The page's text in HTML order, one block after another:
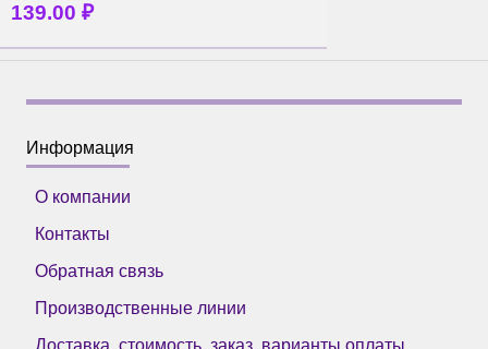
139.00 ₽
Информация
О компании
Контакты
Обратная связь
Производственные линии
Доставка, стоимость, заказ, варианты оплаты